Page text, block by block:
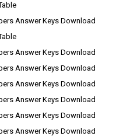
Answer Keys Download
Answer Keys Download
Answer Keys Download
Answer Keys Download
Answer Keys Download
Answer Keys Download
Answer Keys Download